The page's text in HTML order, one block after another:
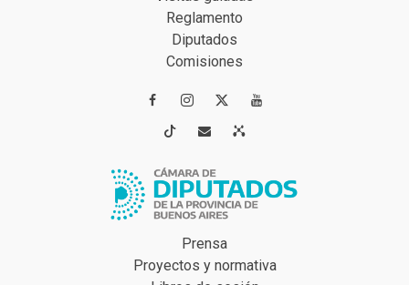
Reglamento
Diputados
Comisiones
 
 
Prensa
Proyectos y normativa